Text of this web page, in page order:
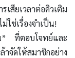
สียเวลาต่อคิวเติม
ใช่เรื่องจำเป็น!
ที่ตอบโจทย์และ
จัดให้สมาชิกอย่าง